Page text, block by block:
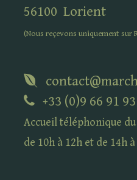
56100 Lorient
(Nous reçevons uniquement sur
+33 (0)9 66 91
Accueil téléphonique
de 10h à 12h et de 14h à